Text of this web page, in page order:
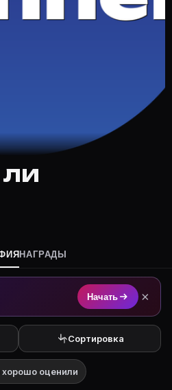
о Евелинн Ли
Planner: https://movie-
Биография и роли на
Евелинн Ли?
movie-planner.ru/s/
ЛИ
НАГРАДЫ
Начать ×
Сортировка
оценили